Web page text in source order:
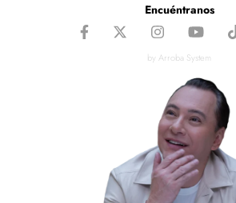
Encuéntranos
by Arroba System